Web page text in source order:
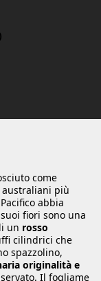
come
più
abbia
fiori sono una
un rosso
cilindrici che
spazzolino,
originalità e
Il fogliame